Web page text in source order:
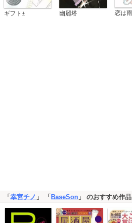
ギフト± 幽麗塔
「 幸宮チノ 」 「 BaseSon 」 のおすすめ作品